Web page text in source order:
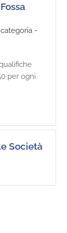
-
per ogni
Società